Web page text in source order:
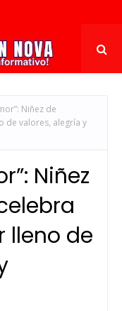
Niñez de
de valores, alegría y
Niñez
lleno de